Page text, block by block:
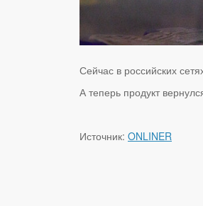
Сейчас в российских
А теперь продукт
Источник: ONLINER